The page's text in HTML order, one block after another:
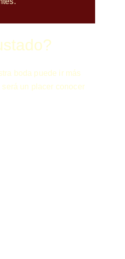
boda puede ir más
un placer conocer